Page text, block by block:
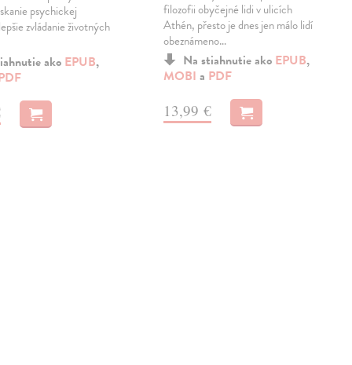
psychickej
zvládanie životných
ako EPUB,
filozofii obyčejné lidi v ulicích
Athén, přesto je dnes jen málo lidí
obeznámeno…
Na stiahnutie ako EPUB,
MOBI a PDF
13,99 €